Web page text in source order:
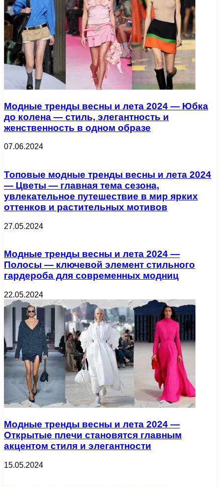
Модные тренды весны и лета 2024 — Юбка
до колена — стиль, элегантность и
женственность в одном образе
07.06.2024
Топовые модные тренды весны и лета 2024
— Цветы — главная тема сезона,
увлекательное путешествие в мир ярких
оттенков и растительных мотивов
27.05.2024
Модные тренды весны и лета 2024 —
Полосы — ключевой элемент стильного
гардероба для современных модниц
22.05.2024
Модные тренды весны и лета 2024 —
Открытые плечи становятся главным
акцентом стиля и элегантности
15.05.2024